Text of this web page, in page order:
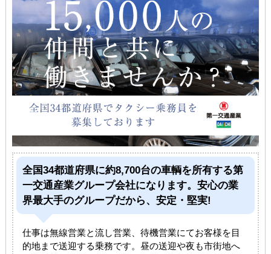
全国34都道府県に約8,700台の車輌を所有する第
一交通産業グループ会社になります。安心の業
界最大手のグループだから、安定・堅実!
仕事は無線営業と流し営業、待機営業にてお客様を目
的地まで送迎する乗務です。昼の送迎や夜も市街地へ